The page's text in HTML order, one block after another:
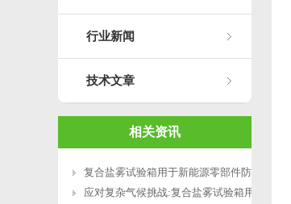
行业新闻
技术文章
相关资讯
复合盐雾试验箱用于新能源零部件防腐测
应对复杂气候挑战:复合盐雾试验箱用于涂